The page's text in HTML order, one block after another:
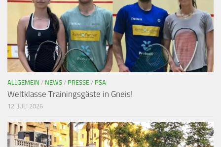
ALLGEMEIN / NEWS / PRESSE / PSA
Weltklasse Trainingsgäste in Gneis!
12. JULI 2026